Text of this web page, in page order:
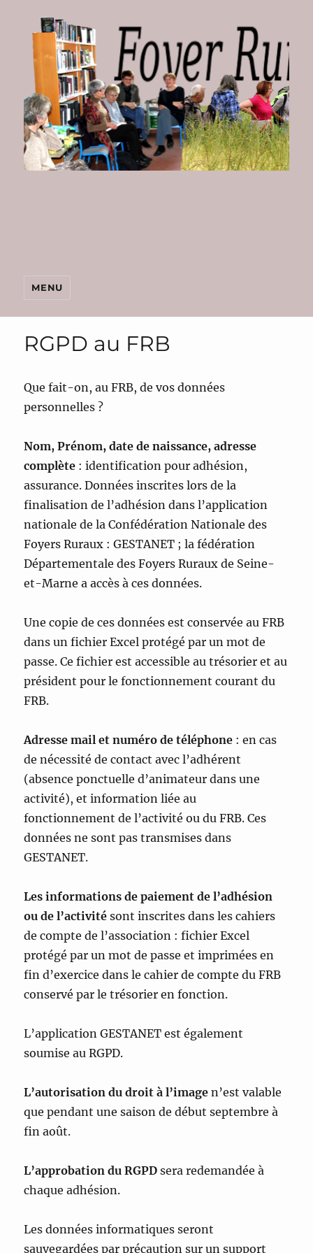
Foyer
Rural
de
MENU
RGPD au FRB
Que fait-on, au FRB, de vos données
personnelles ?
Nom, Prénom, date de naissance, adresse
complète : identification pour adhésion,
assurance. Données inscrites lors de la
finalisation de l’adhésion dans l’application
nationale de la Confédération Nationale des
Foyers Ruraux : GESTANET ; la fédération
Départementale des Foyers Ruraux de Seine-
et-Marne a accès à ces données.
Une copie de ces données est conservée au FRB
dans un fichier Excel protégé par un mot de
passe. Ce fichier est accessible au trésorier et au
président pour le fonctionnement courant du
FRB.
Adresse mail et numéro de téléphone : en cas
de nécessité de contact avec l’adhérent
(absence ponctuelle d’animateur dans une
activité), et information liée au
fonctionnement de l’activité ou du FRB. Ces
données ne sont pas transmises dans
GESTANET.
Les informations de paiement de l’adhésion
ou de l’activité sont inscrites dans les cahiers
de compte de l’association : fichier Excel
protégé par un mot de passe et imprimées en
fin d’exercice dans le cahier de compte du FRB
conservé par le trésorier en fonction.
L’application GESTANET est également
soumise au RGPD.
L’autorisation du droit à l’image n’est valable
que pendant une saison de début septembre à
fin août.
L’approbation du RGPDsera redemandée à
chaque adhésion.
Les données informatiques seront
sauvegardées par précaution sur un support